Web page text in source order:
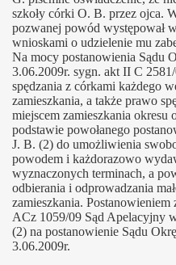
szkoły córki O. B. przez ojca.
pozwanej powód występował
wnioskami o udzielenie mu
Na mocy postanowienia Sądu
3.06.2009r. sygn. akt II C
spędzania z córkami każdego
zamieszkania, a także prawo
miejscem zamieszkania okresu
podstawie powołanego
J. B. (2) do umożliwienia
powodem i każdorazowo
wyznaczonych terminach, a
odbierania i odprowadzania
zamieszkania.
ACz 1059/09 Sąd Apelacyjny
(2) na postanowienie Sądu
3.06.2009r.